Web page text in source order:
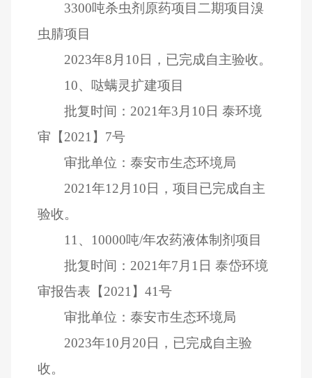
3300吨杀虫剂原药项目二期项目溴
虫腈项目
2023年8 月 10 日，已完成自主验收。
10、哒螨灵扩建项目
批复时间： 2021年3 月 10 日 泰环境
审【2021 】 7号
审批单位：泰安市生态环境局
2021年12 月 10 日，项目已完成自主
验收。
11 、 10000吨/年农药液体制剂项目
批复时间： 2021年7 月 1 日 泰岱环境
审报告表【2021 】41号
审批单位：泰安市生态环境局
2023年10 月 20 日，已完成自主验
收。